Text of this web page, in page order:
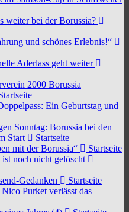
weiter bei der Borussia?
und schönes Erlebnis!“
Aderlass geht weiter
2000 Borussia
Ein Geburtstag und
Sonntag: Borussia bei den
Start
Startseite
mit der Borussia“
Startseite
noch nicht gelöscht
Gedanken
Startseite
Purket verlässt das